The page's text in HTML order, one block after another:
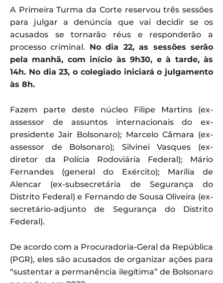
A Primeira Turma da Corte reservou três sessões
para julgar a denúncia que vai decidir se os
acusados se tornarão réus e responderão a
processo criminal. No dia 22, as sessões serão
pela manhã, com início às 9h30, e à tarde, às
14h. No dia 23, o colegiado iniciará o julgamento
às 8h.
Fazem parte deste núcleo Filipe Martins (ex-
assessor de assuntos internacionais do ex-
presidente Jair Bolsonaro); Marcelo Câmara (ex-
assessor de Bolsonaro); Silvinei Vasques (ex-
diretor da Polícia Rodoviária Federal); Mário
Fernandes (general do Exército); Marília de
Alencar (ex-subsecretária de Segurança do
Distrito Federal) e Fernando de Sousa Oliveira (ex-
secretário-adjunto de Segurança do Distrito
Federal).
De acordo com a Procuradoria-Geral da República
(PGR), eles são acusados de organizar ações para
“sustentar a permanência ilegítima” de Bolsonaro